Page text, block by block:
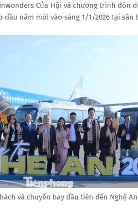
Cửa Hội và chương trình đón
đầu năm mới vào sáng 1/1/2026 tại sân
và chuyến bay đầu tiên đến Nghệ